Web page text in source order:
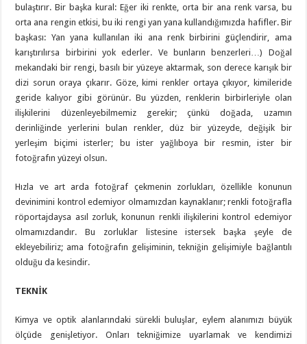
bulaştırır. Bir başka kural: Eğer iki renkte, orta bir ana renk varsa, bu
orta ana rengin etkisi, bu iki rengi yan yana kullandığımızda hafifler. Bir
başkası: Yan yana kullanılan iki ana renk birbirini güçlendirir, ama
karıştırılırsa birbirini yok ederler. Ve bunların benzerleri…) Doğal
mekandaki bir rengi, basılı bir yüzeye aktarmak, son derece karışık bir
dizi sorun oraya çıkarır. Göze, kimi renkler ortaya çıkıyor, kimileride
geride kalıyor gibi görünür. Bu yüzden, renklerin birbirleriyle olan
ilişkilerini düzenleyebilmemiz gerekir; çünkü doğada, uzamın
derinliğinde yerlerini bulan renkler, düz bir yüzeyde, değişik bir
yerleşim biçimi isterler; bu ister yağlıboya bir resmin, ister bir
fotoğrafın yüzeyi olsun.
Hızla ve art arda fotoğraf çekmenin zorlukları, özellikle konunun
devinimini kontrol edemiyor olmamızdan kaynaklanır; renkli fotoğrafla
röportajdaysa asıl zorluk, konunun renkli ilişkilerini kontrol edemiyor
olmamızdandır. Bu zorluklar listesine istersek başka şeyle de
ekleyebiliriz; ama fotoğrafın gelişiminin, tekniğin gelişimiyle bağlantılı
olduğu da kesindir.
TEKNİK
Kimya ve optik alanlarındaki sürekli buluşlar, eylem alanımızı büyük
ölçüde genişletiyor. Onları tekniğimize uyarlamak ve kendimizi